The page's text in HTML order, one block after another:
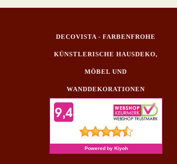
DECOVISTA - FARBENFROHE
KÜNSTLERISCHE HAUSDEKO,
MÖBEL UND
WANDDEKORATIONEN